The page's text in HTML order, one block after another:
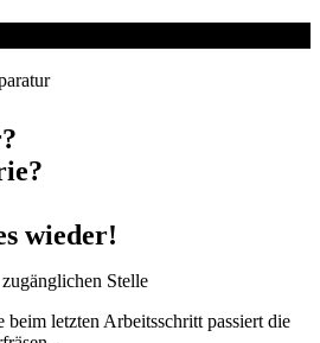
wieder!
beim letzten Arbeitsschritt passiert die